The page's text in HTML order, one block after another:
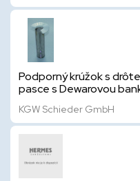
Podporný krúžok s
pasce s Dewarovou
KGW Schieder GmbH